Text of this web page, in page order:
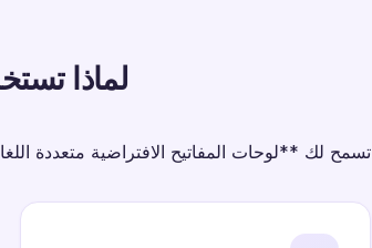
لماذا
تسمح لك **لوحات المفاتيح الافتراضية متعددة